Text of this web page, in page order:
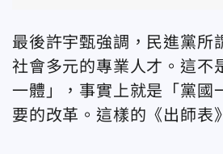
最後許宇甄強調，民進黨所
社會多元的專業人才。這不
一體」，事實上就是「黨國
要的改革。這樣的《出師表